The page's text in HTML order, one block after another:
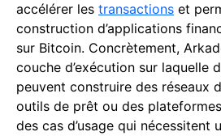
accélérer les transactions et
construction d’applications
sur Bitcoin. Concrètement,
couche d’exécution sur laquelle
peuvent construire des réseaux
outils de prêt ou des
des cas d’usage qui nécessitent